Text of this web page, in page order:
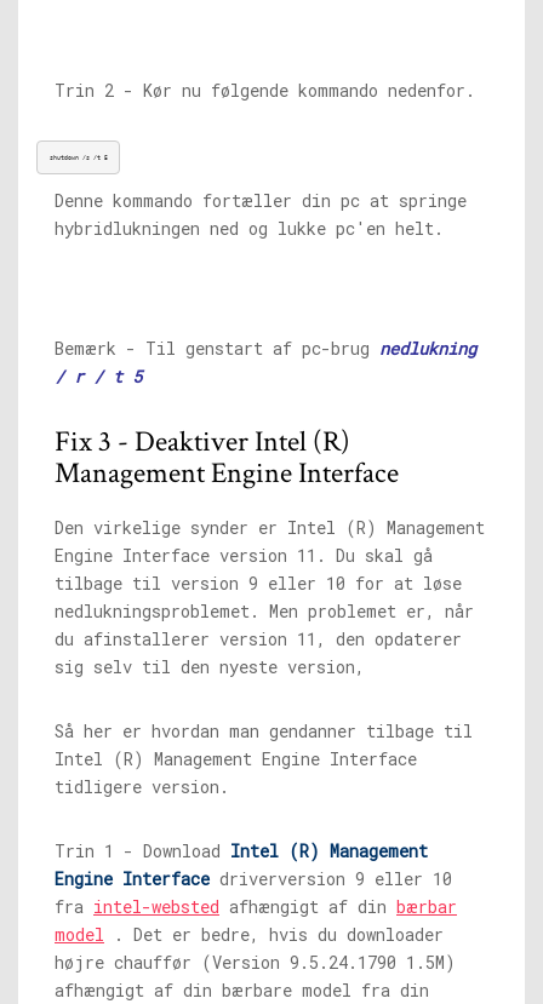
Trin 2 - Kør nu følgende kommando nedenfor.
shutdown /s /t 5
Denne kommando fortæller din pc at springe
hybridlukningen ned og lukke pc'en helt.
Bemærk - Til genstart af pc-brug nedlukning
/ r / t 5
Fix 3 - Deaktiver Intel (R)
Management Engine Interface
Den virkelige synder er Intel (R) Management
Engine Interface version 11. Du skal gå
tilbage til version 9 eller 10 for at løse
nedlukningsproblemet. Men problemet er, når
du afinstallerer version 11, den opdaterer
sig selv til den nyeste version,
Så her er hvordan man gendanner tilbage til
Intel (R) Management Engine Interface
tidligere version.
Trin 1 - Download Intel (R) Management
Engine Interface driverversion 9 eller 10
fra intel-websted afhængigt af din bærbar
model . Det er bedre, hvis du downloader
højre chauffør (Version 9.5.24.1790 1.5M)
afhængigt af din bærbare model fra din